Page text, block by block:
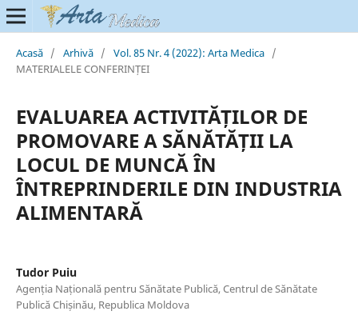
Acasă / Arhivă / Vol. 85 Nr. 4 (2022): Arta Medica /
MATERIALELE CONFERINȚEI
EVALUAREA ACTIVITĂȚILOR DE
PROMOVARE A SĂNĂTĂȚII LA
LOCUL DE MUNCĂ ÎN
ÎNTREPRINDERILE DIN INDUSTRIA
ALIMENTARĂ
Tudor Puiu
Agenția Națională pentru Sănătate Publică, Centrul de Sănătate
Publică Chișinău, Republica Moldova